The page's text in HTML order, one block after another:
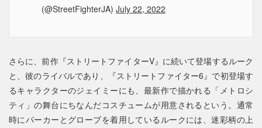
(@StreetFighterJA) July 22, 2022
さらに、前作『ストリートファイターV』に続いて登場するルーク
と、彼のライバルであり、『ストリートファイター6』で初登場す
るキャラクターのジェイミーにも、最新作で描かれる「メトロシ
ティ」の舞台にちなんだコスチュームが用意されるという。通常
時にパーカーとグローブを着用しているルークには、迷彩柄の上